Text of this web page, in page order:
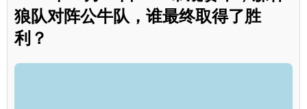
狼队对阵公牛队，谁最终取得了胜
利？